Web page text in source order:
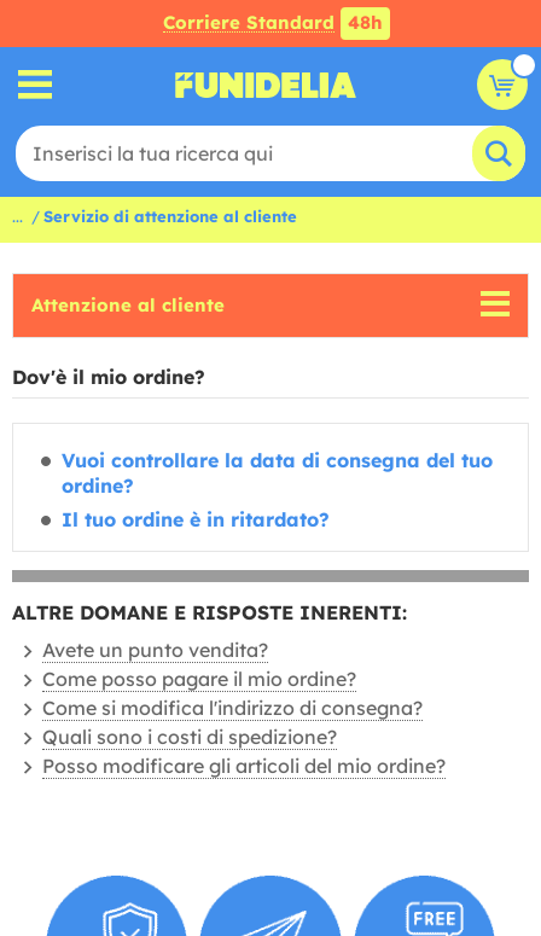
Corriere Standard 48h
... Servizio di attenzione al cliente
Attenzione al cliente
Dov'è il mio ordine?
Vuoi controllare la data di consegna del tuo
ordine?
Il tuo ordine è in ritardato?
ALTRE DOMANE E RISPOSTE INERENTI:
Avete un punto vendita?
Come posso pagare il mio ordine?
Come si modifica l'indirizzo di consegna?
Quali sono i costi di spedizione?
Posso modificare gli articoli del mio ordine?